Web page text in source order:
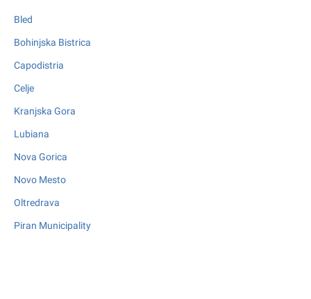
Bled
Bohinjska Bistrica
Capodistria
Celje
Kranjska Gora
Lubiana
Nova Gorica
Novo Mesto
Oltredrava
Piran Municipality